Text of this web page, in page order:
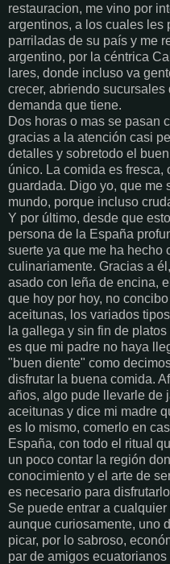
restauracion, me vino por
argentinos, a los cuales les
parriladas de su país y me
argentino, por la céntrica
lares, donde incluso va
crecer, abriendo
demanda que tiene.
Dos horas o mas se pasan
gracias a la atención casi
detalles y sobretodo el
único. La comida es fresca,
guardada. Digo yo, que me
mundo, porque incluso
Y por último, desde que
persona de la España
suerte ya que me ha hecho
culinariamente. Gracias a
asado con leña de encina,
que hoy por hoy, no
aceitunas, los variados
la gallega y sin fin de
es que mi padre no haya
"buen diente" como
disfrutar la buena comida.
años, algo pude llevarle de
aceitunas y dice mi madre
es lo mismo, comerlo en
España, con todo el ritual
un poco contar la región
conocimiento y el arte de
es necesario para
Se puede entrar a
aunque curiosamente, uno
picar, por lo sabroso,
par de amigos